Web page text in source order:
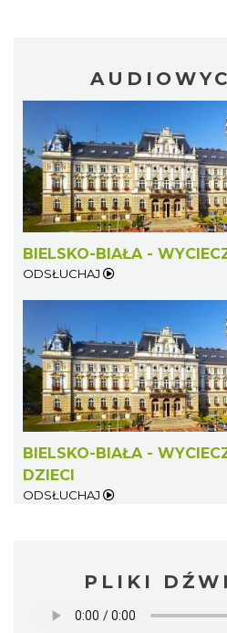
BIELSKO-BIAŁA -
ODSŁUCHAJ
BIELSKO-BIAŁA -
DZIECI
ODSŁUCHAJ
PLIKI